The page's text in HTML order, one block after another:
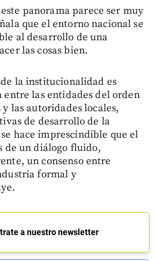
panorama parece ser muy
que el entorno nacional se
al desarrollo de una
las cosas bien.
la institucionalidad es
las entidades del orden
las autoridades locales,
de desarrollo de la
hace imprescindible que el
de un diálogo fluido,
un consenso entre
formal y
a nuestro newsletter